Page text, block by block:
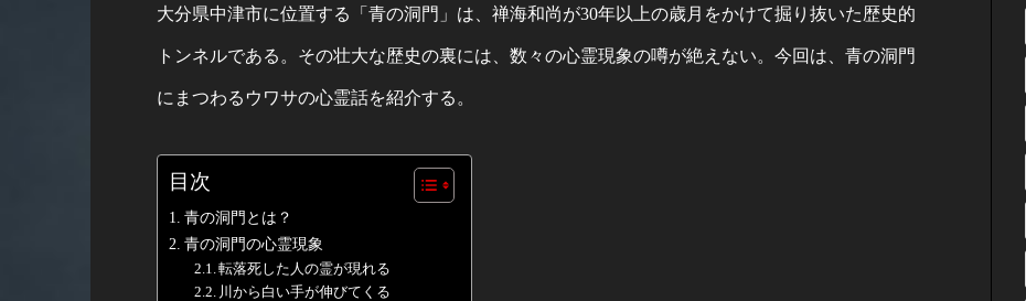
大分県中津市に位置する「青の洞門」は、禅海和尚が30年以上の歳月をかけて掘り抜いた歴史的
トンネルである。その壮大な歴史の裏には、数々の心霊現象の噂が絶えない。今回は、青の洞門
にまつわるウワサの心霊話を紹介する。
目次
青の洞門とは？
青の洞門の心霊現象
転落死した人の霊が現れる
川から白い手が伸びてくる